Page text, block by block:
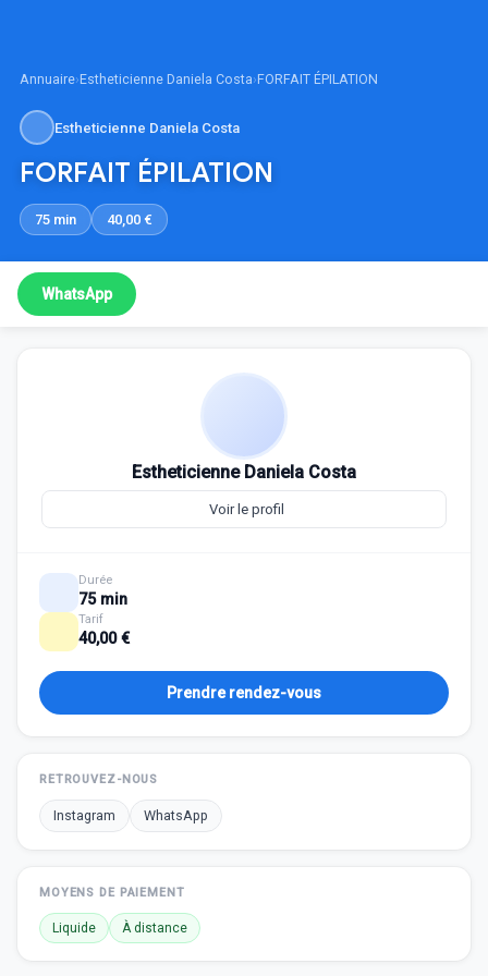
Annuaire›Estheticienne Daniela Costa›FORFAIT ÉPILATION
Estheticienne Daniela Costa
FORFAIT ÉPILATION
75 min 40,00 €
WhatsApp
Estheticienne Daniela Costa
Voir le profil
Durée
75 min
Tarif
40,00 €
Prendre rendez-vous
RETROUVEZ-NOUS
Instagram WhatsApp
MOYENS DE PAIEMENT
Liquide À distance